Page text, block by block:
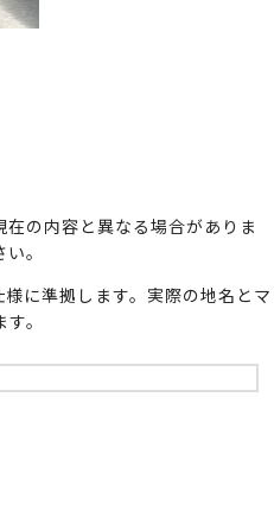
の内容と異なる場合がありま
。
に準拠します。実際の地名とマ
。